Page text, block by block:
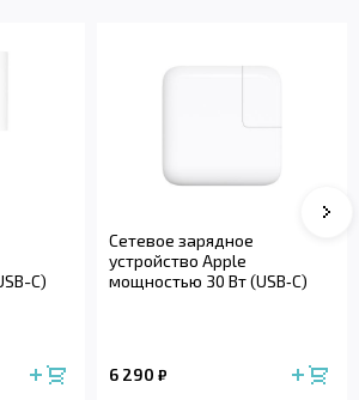
C)
Сетевое зарядное
устройство Apple
мощностью 30 Вт (USB‑C)
6 290 ₽